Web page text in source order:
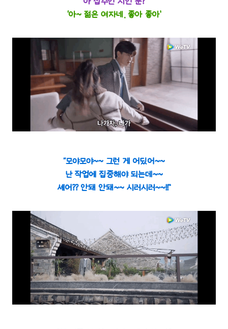
‘아~ 젊은 여자네. 좋아 좋아’
“모야모야~~ 그런 게 어딨어~~
난 작업에 집중해야 되는데~~
셰어?? 안돼 안돼~~ 시러시러~~!!”